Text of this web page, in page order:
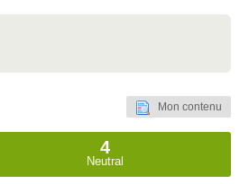
Mon contenu
4
Neutral